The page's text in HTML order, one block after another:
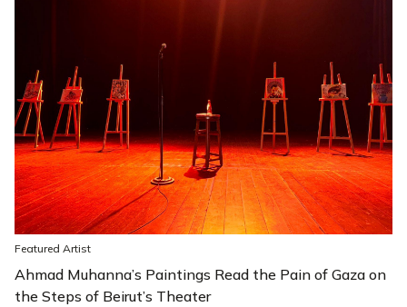
Featured Artist
Ahmad Muhanna’s Paintings Read the Pain of Gaza on
the Steps of Beirut’s Theater